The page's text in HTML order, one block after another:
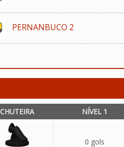
PERNANBUCO 2
CHUTEIRA NÍVEL 1
0 gols